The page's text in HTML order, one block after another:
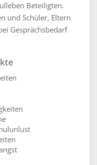
Beteiligten.
und Schüler, Eltern
Gesprächsbedarf